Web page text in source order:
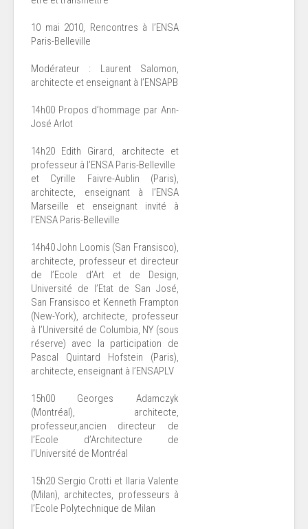
10 mai 2010, Rencontres à l’ENSA
Paris-Belleville
Modérateur : Laurent Salomon,
architecte et enseignant à l’ENSAPB
14h00 Propos d’hommage par Ann-
José Arlot
14h20 Edith Girard, architecte et
professeur à l’ENSA Paris-Belleville
et Cyrille Faivre-Aublin (Paris),
architecte, enseignant à l’ENSA
Marseille et enseignant invité à
l’ENSA Paris-Belleville
14h40 John Loomis (San Fransisco),
architecte, professeur et directeur
de l’Ecole d’Art et de Design,
Université de l’Etat de San José,
San Fransisco et Kenneth Frampton
(New-York), architecte, professeur
à l’Université de Columbia, NY (sous
réserve) avec la participation de
Pascal Quintard Hofstein (Paris),
architecte, enseignant à l’ENSAPLV
15h00 Georges Adamczyk
(Montréal), architecte,
professeur,ancien directeur de
l’Ecole d’Architecture de
l’Université de Montréal
15h20 Sergio Crotti et Ilaria Valente
(Milan), architectes, professeurs à
l’Ecole Polytechnique de Milan